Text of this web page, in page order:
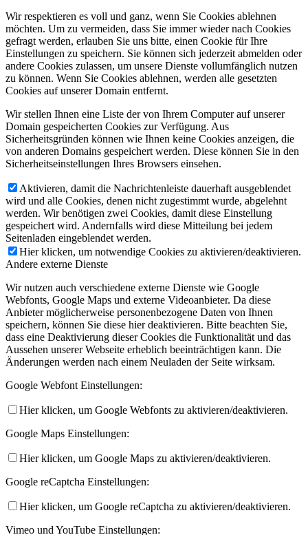
Wir respektieren es voll und ganz, wenn Sie Cookies ablehnen
möchten. Um zu vermeiden, dass Sie immer wieder nach Cookies
gefragt werden, erlauben Sie uns bitte, einen Cookie für Ihre
Einstellungen zu speichern. Sie können sich jederzeit abmelden oder
andere Cookies zulassen, um unsere Dienste vollumfänglich nutzen
zu können. Wenn Sie Cookies ablehnen, werden alle gesetzten
Cookies auf unserer Domain entfernt.
Wir stellen Ihnen eine Liste der von Ihrem Computer auf unserer
Domain gespeicherten Cookies zur Verfügung. Aus
Sicherheitsgründen können wie Ihnen keine Cookies anzeigen, die
von anderen Domains gespeichert werden. Diese können Sie in den
Sicherheitseinstellungen Ihres Browsers einsehen.
Aktivieren, damit die Nachrichtenleiste dauerhaft ausgeblendet
wird und alle Cookies, denen nicht zugestimmt wurde, abgelehnt
werden. Wir benötigen zwei Cookies, damit diese Einstellung
gespeichert wird. Andernfalls wird diese Mitteilung bei jedem
Seitenladen eingeblendet werden.
Hier klicken, um notwendige Cookies zu aktivieren/deaktivieren.
Andere externe Dienste
Wir nutzen auch verschiedene externe Dienste wie Google
Webfonts, Google Maps und externe Videoanbieter. Da diese
Anbieter möglicherweise personenbezogene Daten von Ihnen
speichern, können Sie diese hier deaktivieren. Bitte beachten Sie,
dass eine Deaktivierung dieser Cookies die Funktionalität und das
Aussehen unserer Webseite erheblich beeinträchtigen kann. Die
Änderungen werden nach einem Neuladen der Seite wirksam.
Google Webfont Einstellungen:
Hier klicken, um Google Webfonts zu aktivieren/deaktivieren.
Google Maps Einstellungen:
Hier klicken, um Google Maps zu aktivieren/deaktivieren.
Google reCaptcha Einstellungen:
Hier klicken, um Google reCaptcha zu aktivieren/deaktivieren.
Vimeo und YouTube Einstellungen: